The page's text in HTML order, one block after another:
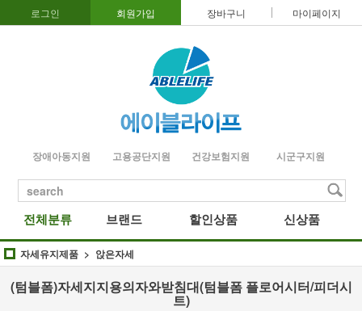
로그인 회원가입 장바구니 마이페이지
장애아동지원 고용공단지원 건강보험지원 시군구지원
search
전체분류 브랜드 할인상품 신상품
자세유지제품 앉은자세
(텀블폼)자세지지용의자와받침대(텀블폼 플로어시터/피더시
트)